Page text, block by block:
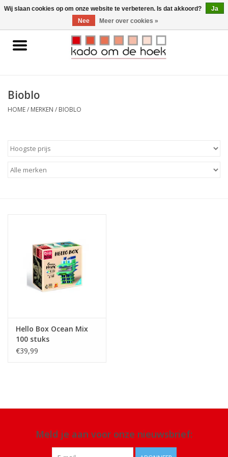
0 Artikelen - €0,00
Home
Gadgets
Bioblo
HOME/ MERKEN / BIOBLO
Hello Box Ocean Mix
100 stuks
€39,99
Meld je aan voor onze nieuwsbrief:
Wij slaan cookies op om onze website te verbeteren. Is dat akkoord?
Ja
Nee
Meer over cookies »